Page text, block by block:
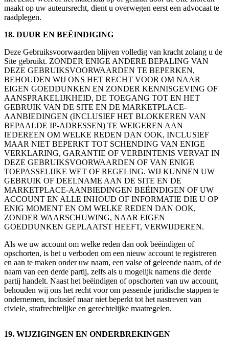
maakt op uw auteursrecht, dient u overwegen eerst een advocaat te
raadplegen.
18. DUUR EN BEËINDIGING
Deze Gebruiksvoorwaarden blijven volledig van kracht zolang u de
Site gebruikt. ZONDER ENIGE ANDERE BEPALING VAN
DEZE GEBRUIKSVOORWAARDEN TE BEPERKEN,
BEHOUDEN WIJ ONS HET RECHT VOOR OM NAAR
EIGEN GOEDDUNKEN EN ZONDER KENNISGEVING OF
AANSPRAKELIJKHEID, DE TOEGANG TOT EN HET
GEBRUIK VAN DE SITE EN DE MARKETPLACE-
AANBIEDINGEN (INCLUSIEF HET BLOKKEREN VAN
BEPAALDE IP-ADRESSEN) TE WEIGEREN AAN
IEDEREEN OM WELKE REDEN DAN OOK, INCLUSIEF
MAAR NIET BEPERKT TOT SCHENDING VAN ENIGE
VERKLARING, GARANTIE OF VERBINTENIS VERVAT IN
DEZE GEBRUIKSVOORWAARDEN OF VAN ENIGE
TOEPASSELIJKE WET OF REGELING. WIJ KUNNEN UW
GEBRUIK OF DEELNAME AAN DE SITE EN DE
MARKETPLACE-AANBIEDINGEN BEËINDIGEN OF UW
ACCOUNT EN ALLE INHOUD OF INFORMATIE DIE U OP
ENIG MOMENT EN OM WELKE REDEN DAN OOK,
ZONDER WAARSCHUWING, NAAR EIGEN
GOEDDUNKEN GEPLAATST HEEFT, VERWIJDEREN.
Als we uw account om welke reden dan ook beëindigen of
opschorten, is het u verboden om een nieuw account te registreren
en aan te maken onder uw naam, een valse of geleende naam, of de
naam van een derde partij, zelfs als u mogelijk namens die derde
partij handelt. Naast het beëindigen of opschorten van uw account,
behouden wij ons het recht voor om passende juridische stappen te
ondernemen, inclusief maar niet beperkt tot het nastreven van
civiele, strafrechtelijke en gerechtelijke maatregelen.
19. WIJZIGINGEN EN ONDERBREKINGEN